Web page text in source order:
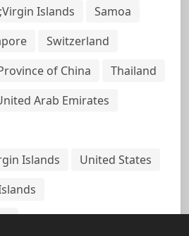
Islands
Samoa
Switzerland
of China
Thailand
Arab Emirates
Islands
United States